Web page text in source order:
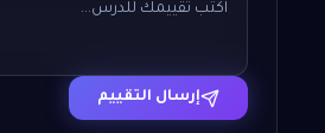
إرسال التقييم